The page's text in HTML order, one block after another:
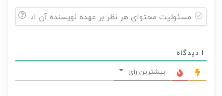
هر
نظر
بر
1 دیدگاه
بیشترین رأی